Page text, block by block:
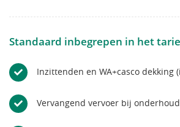
Standaard inbegrepen in het
Inzittenden en WA+casco dekking
Vervangend vervoer bij